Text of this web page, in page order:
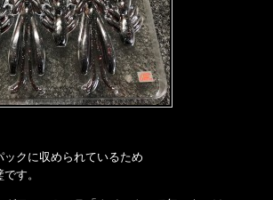
クに収められているため
す。